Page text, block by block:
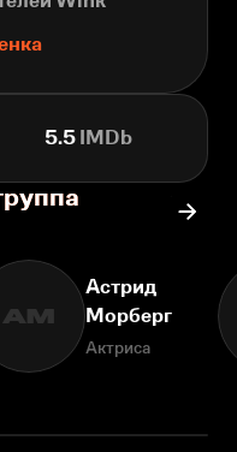
5.5IMDb
АМ
Астрид
Морберг
Актриса